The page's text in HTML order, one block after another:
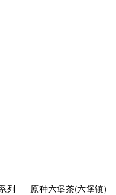
列 原种六堡茶(六堡镇)